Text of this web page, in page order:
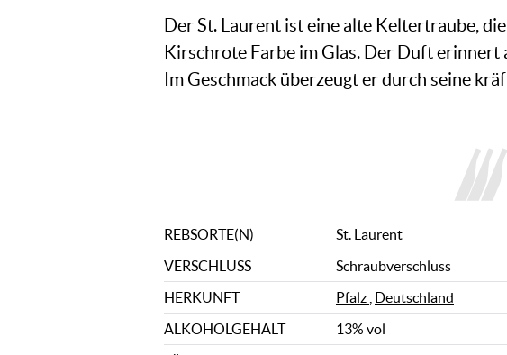
Der St. Laurent ist eine alte Keltertraube,
Kirschrote Farbe im Glas. Der Duft
Im Geschmack überzeugt er durch seine
REBSORTE(N) St. Laurent
VERSCHLUSS
Schraubverschluss
HERKUNFT
Pfalz Deutschland
ALKOHOLGEHALT
13% vol